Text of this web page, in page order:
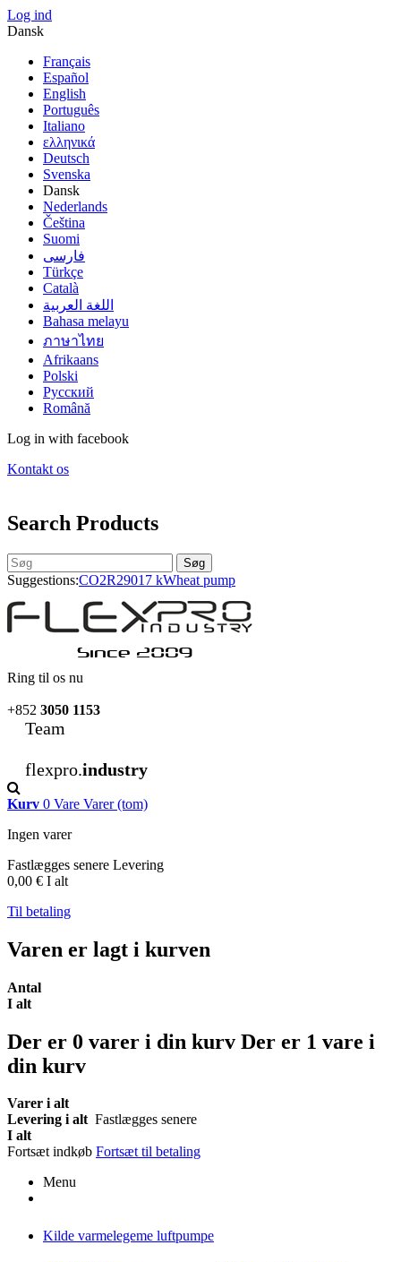
Log ind
Dansk
Français
Español
English
Português
Italiano
ελληνικά
Deutsch
Svenska
Dansk
Nederlands
Čeština
Suomi
فارسى
Türkçe
Català
اللغة العربية
Bahasa melayu
ภาษาไทย
Afrikaans
Polski
Русский
Română
Log in with facebook
Kontakt os
Search Products
Søg
Suggestions:CO2R29017 kWheat pump
Ring til os nu
+852 3050 1153
Team
flexpro.industry
Kurv 0 Vare Varer (tom)
Ingen varer
Fastlægges senere Levering
0,00 € I alt
Til betaling
Varen er lagt i kurven
Antal
I alt
Der er 0 varer i din kurv Der er 1 vare i
din kurv
Varer i alt
Levering i alt Fastlægges senere
I alt
Fortsæt indkøb Fortsæt til betaling
Menu
Kilde varmelegeme luftpumpe